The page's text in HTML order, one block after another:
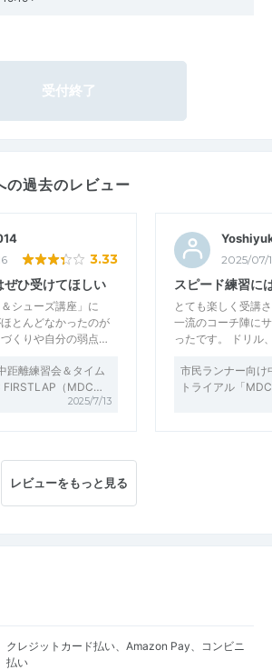
受付終了
の過去のレビュー
3.33
ぜひ受けてほしい
シューズ講座」に
とんどなかったのが
くりや自分の弱点…
距離練習会＆タイム
FIRSTLAP（MDC…
2025/7/13
2025/07/
スピード練習に
とても楽しく受講
一流のコーチ陣に
ったです。 ドリル
市民ランナー向け
トライアル「
レビューをもっと見る
クレジットカード払い、Amazon Pay、コンビニ
払い